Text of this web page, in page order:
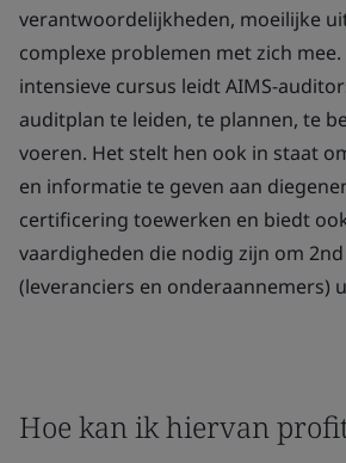
verantwoordelijkheden, moeilijke
complexe problemen met zich mee.
intensieve cursus leidt AIMS-
auditplan te leiden, te plannen, te
voeren. Het stelt hen ook in staat
en informatie te geven aan
certificering toewerken en biedt
vaardigheden die nodig zijn om
(leveranciers en onderaannemers)
Hoe kan ik hiervan